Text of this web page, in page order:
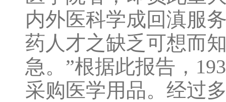
内外医科学成回滇服
药人才之缺乏可想而
急。”根据此报告，
采购医学用品。经过